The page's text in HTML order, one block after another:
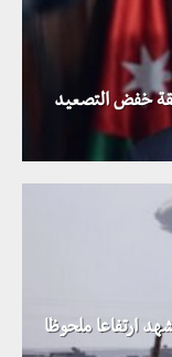
خفض التصعيد
ارتفاعا ملحوظا
التسلل عبر